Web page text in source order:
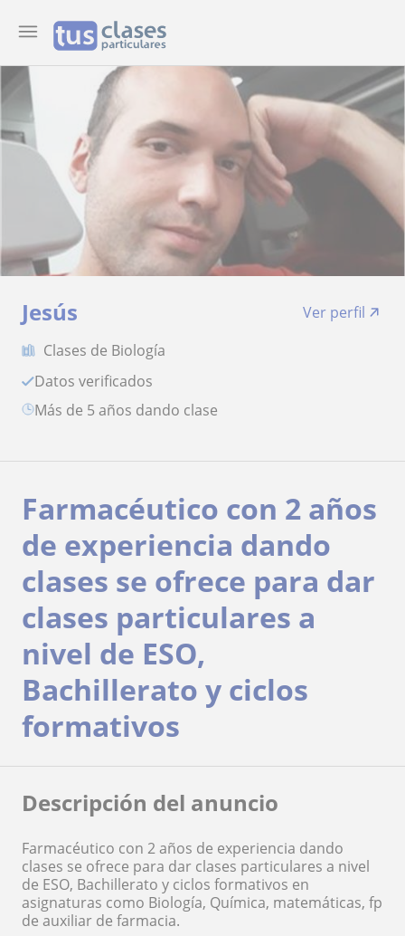
Jesús
Ver perfil
Clases de Biología
Datos verificados
más de 5 años dando clase
Farmacéutico con 2 años
de experiencia dando
clases se ofrece para dar
clases particulares a
nivel de ESO,
Bachillerato y ciclos
formativos
Descripción del anuncio
Farmacéutico con 2 años de experiencia dando
clases se ofrece para dar clases particulares a nivel
de ESO, Bachillerato y ciclos formativos en
asignaturas como Biología, Química, matemáticas, fp
de auxiliar de farmacia.